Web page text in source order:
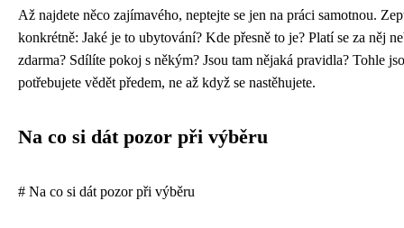
Až najdete něco zajímavého, neptejte se jen na práci samotnou.
konkrétně: Jaké je to ubytování? Kde přesně to je? Platí se za něj
zdarma? Sdílíte pokoj s někým? Jsou tam nějaká pravidla? Tohle
potřebujete vědět předem, ne až když se nastěhujete.
Na co si dát pozor při výběru
# Na co si dát pozor při výběru